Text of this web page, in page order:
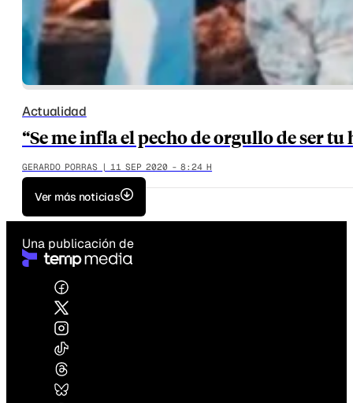
Actualidad
“Se me infla el pecho de orgullo de ser tu
GERARDO PORRAS | 11 SEP 2020 - 8:24 H
Ver más noticias
Una publicación de